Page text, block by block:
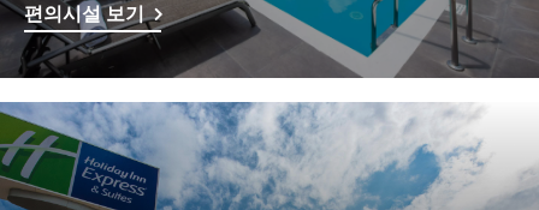
편의시설 보기